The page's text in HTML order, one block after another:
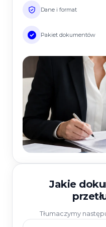
Dane i format
Pakiet dokumentów
Jakie
Tłumaczymy